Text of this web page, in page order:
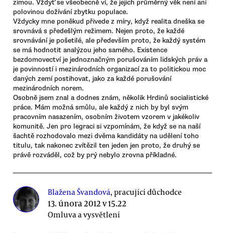
zimou. Vždyť se všeobecně ví, že jejich průměrný věk není ani
polovinou dožívání zbytku populace.
Vždycky mne poněkud přivede z míry, když realita dneška se
srovnává s předešlým režimem. Nejen proto, že každé
srovnávání je pošetilé, ale především proto, že každý systém
se má hodnotit analýzou jeho samého. Existence
bezdomovectví je jednoznačným porušováním lidských práv a
je povinností i mezinárodních organizací za to politickou moc
daných zemí postihovat, jako za každé porušování
mezinárodních norem.
Osobně jsem znal a dodnes znám, několik Hrdinů socialistické
práce. Mám možná smůlu, ale každý z nich by byl svým
pracovním nasazením, osobním životem vzorem v jakékoliv
komunitě. Jen pro legraci si vzpomínám, že když se na naší
šachtě rozhodovalo mezi dvěma kandidáty na udělení toho
titulu, tak nakonec zvítězil ten jeden jen proto, že druhý se
právě rozváděl, což by prý nebylo zrovna příkladné.
Blažena Švandová, pracující důchodce
13. února 2012 v 15.22
Omluva a vysvětlení